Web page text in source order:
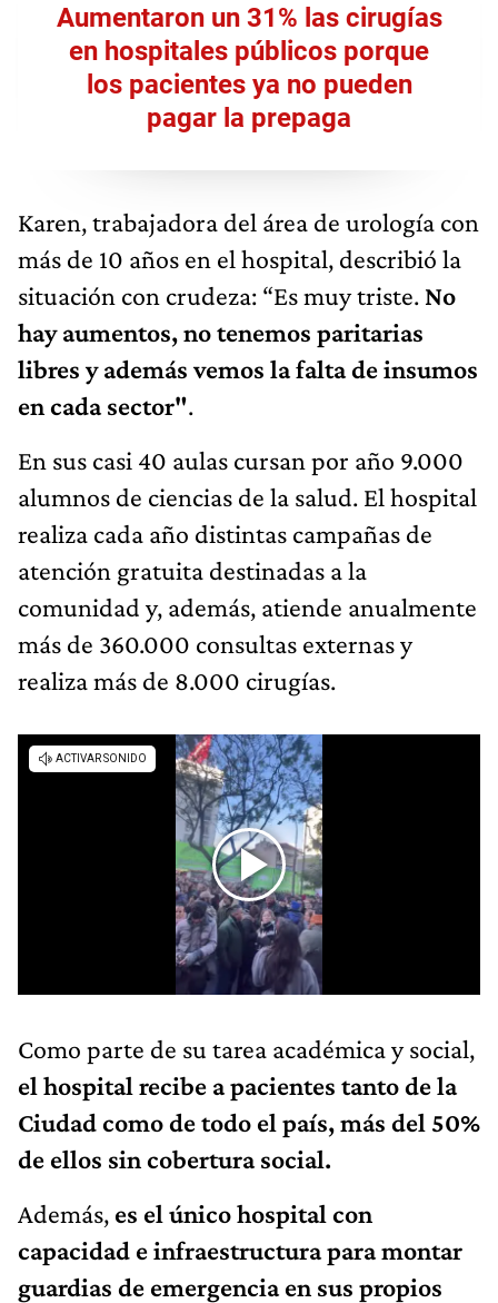
Aumentaron un 31% las cirugías
en hospitales públicos porque
los pacientes ya no pueden
pagar la prepaga
Karen, trabajadora del área de urología con
más de 10 años en el hospital, describió la
situación con crudeza: “Es muy triste. No
hay aumentos, no tenemos paritarias
libres y además vemos la falta de insumos
en cada sector".
En sus casi 40 aulas cursan por año 9.000
alumnos de ciencias de la salud. El hospital
realiza cada año distintas campañas de
atención gratuita destinadas a la
comunidad y, además, atiende anualmente
más de 360.000 consultas externas y
realiza más de 8.000 cirugías.
Como parte de su tarea académica y social,
el hospital recibe a pacientes tanto de la
Ciudad como de todo el país, más del 50%
de ellos sin cobertura social.
Además, es el único hospital con
capacidad e infraestructura para montar
guardias de emergencia en sus propios